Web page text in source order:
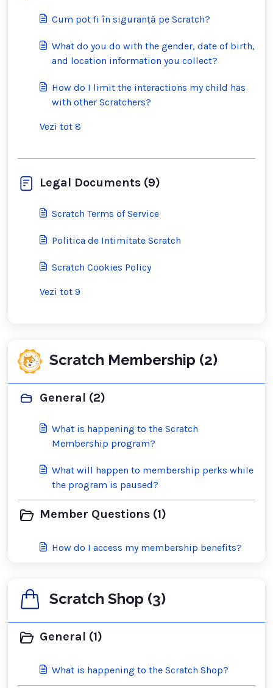
Cum pot fi în siguranță pe Scratch?
What do you do with the gender, date of birth,
and location information you collect?
How do I limit the interactions my child has
with other Scratchers?
Vezi tot 8
Legal Documents (9)
Scratch Terms of Service
Politica de Intimitate Scratch
Scratch Cookies Policy
Vezi tot 9
Scratch Membership (2)
General (2)
What is happening to the Scratch
Membership program?
What will happen to membership perks while
the program is paused?
Member Questions (1)
How do I access my membership benefits?
Scratch Shop (3)
General (1)
What is happening to the Scratch Shop?